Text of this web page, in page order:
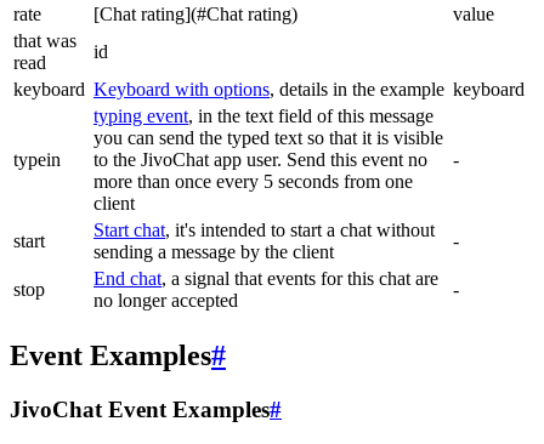
rate
[Chat rating](#Chat rating)
value
that was
read
id
keyboard Keyboard with options, details in the example keyboard
typein
typing event, in the text field of this message
you can send the typed text so that it is visible
to the JivoChat app user. Send this event no
more than once every 5 seconds from one
client
-
start
Start chat, it's intended to start a chat without
sending a message by the client
-
stop
End chat, a signal that events for this chat are
no longer accepted
-
Event Examples#
JivoChat Event Examples#